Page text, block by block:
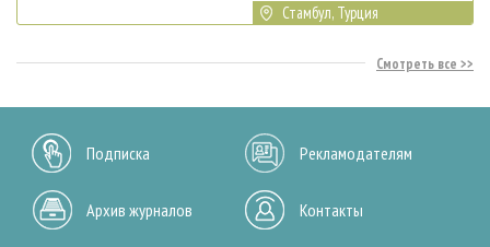
Стамбул, Турция
Смотреть все
Подписка Рекламодателям
Архив журналов Контакты